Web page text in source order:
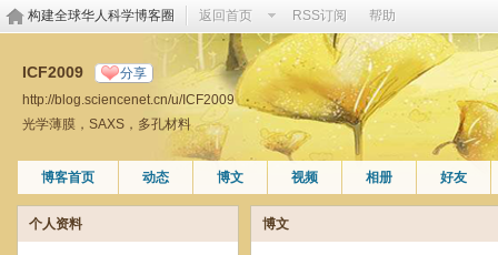
构建全球华人科学博客圈 返回首页 RSS订阅 帮助
ICF2009 分享
http://blog.sciencenet.cn/u/ICF2009
光学薄膜，SAXS，多孔材料
博客首页 动态 博文 视频 相册 好友
个人资料 博文